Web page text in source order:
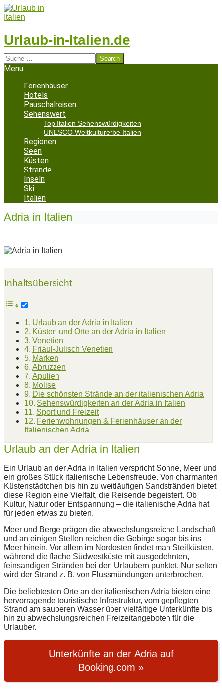
Skip
to
Urlaub-in-Italien.de
Search
Secondary
Menu
Ferienhäuser
Hotels
Pauschalreisen
Sehenswert
Top Italien Sehenswürdigkeiten
UNESCO Weltkulturerbe Italien
Regionen
Seen
Küsten
Strände
Inseln
Ski
Italien
Adria in Italien
Inhaltsübersicht
Urlaub an der Adria in Italien
Küsten und Orte an der Adria in Italien
Venetien
Friaul-Julisch Venetien
Marken
Abruzzen
Apulien
Molise
Die schönsten Strände an der italienischen Adria
Sehenswürdigkeiten an der Adria in Italien
Sport und Freizeit
Ferienwohnungen & Ferienhäuser an der
Italienischen Adria
Urlaub an der Adria in Italien
Ein Urlaub an der Adria in Italien verspricht Sonne, Meer und
ein großes Stück italienische Lebensfreude. Von charmanten
Küstenstädtchen bis hin zu weitläufigen Sandstränden bietet
diese Region eine Vielfalt, die Reisende begeistert. Ob
Kultur, Natur oder Entspannung – die italienische Adria hat
für jeden etwas zu bieten.
Meer und Berge prägen die abwechslungsreiche Landschaft
und an einigen Stellen reichen die Gebirge sogar bis ins
Meer hinein. Vor allem im Nordosten findet man Steilküsten,
während die flache Südwestküste mit ausgedehnten,
feinsandigen Stränden bei den Urlaubern punktet. Nur selten
wird der Strand z. B. von Flussmündungen unterbrochen.
Die beliebtesten Orte an der italienischen Adria bieten eine
hervorragende touristische Infrastruktur, vom gepflegten
Strand am sauberen Wasser über vielfältige Unterkünfte bis
hin zu abwechslungsreichen Freizeitangeboten für die
Urlauber.
Unterkünfte an der Adria auf
Booking.com »